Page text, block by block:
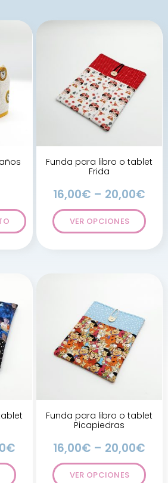
Funda para libro o tablet
Frida
16,00€ – 20,00€
VER OPCIONES
€
Funda para libro o tablet
Picapiedras
16,00€ – 20,00€
VER OPCIONES